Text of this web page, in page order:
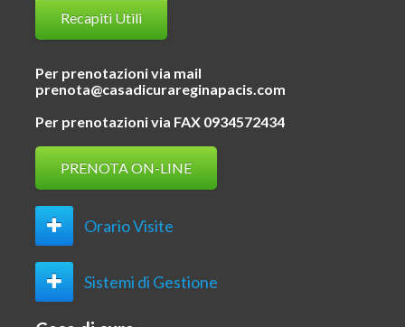
Recapiti Utili
Per prenotazioni via mail
prenota@casadicurareginapacis.com
Per prenotazioni via FAX 0934572434
PRENOTA ON-LINE
Orario Visite
Sistemi di Gestione